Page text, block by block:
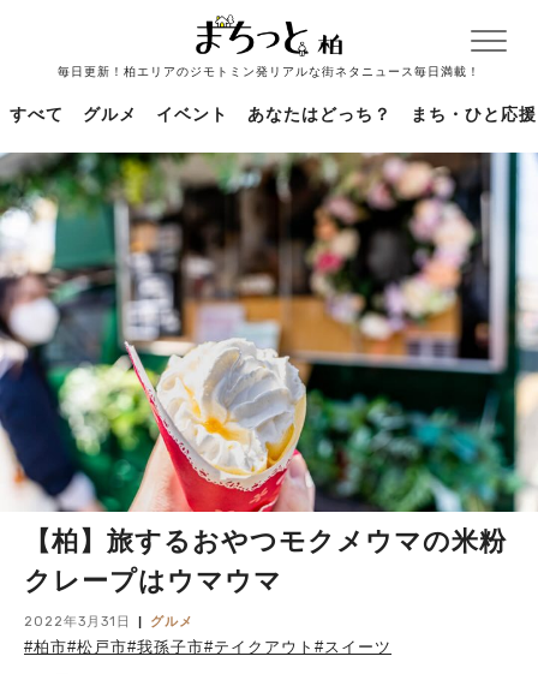
毎日更新！柏エリアのジモトミン発リアルな街ネタニュース毎日満載！
すべて グルメ イベント あなたはどっち？ まち・ひと応援
【柏】旅するおやつモクメウマの米粉
クレープはウマウマ
2022年3月31日 グルメ
#柏市#松戸市#我孫子市#テイクアウト #スイーツ